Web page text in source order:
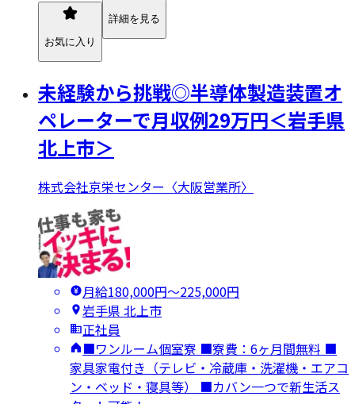
お気に入り
詳細を見る
未経験から挑戦◎半導体製造装置オ
ペレーターで月収例29万円＜岩手県
北上市＞
株式会社京栄センター〈大阪営業所〉
月給180,000円〜225,000円
岩手県 北上市
正社員
■ワンルーム個室寮 ■寮費：6ヶ月間無料 ■
家具家電付き（テレビ・冷蔵庫・洗濯機・エアコ
ン・ベッド・寝具等） ■カバン一つで新生活ス